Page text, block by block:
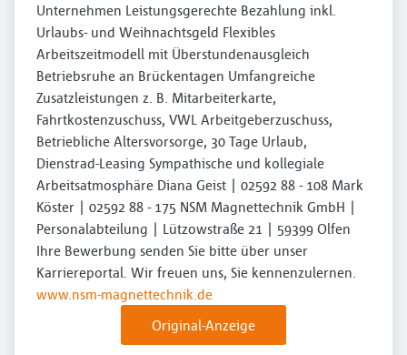
Unternehmen Leistungsgerechte Bezahlung inkl.
Urlaubs- und Weihnachtsgeld Flexibles
Arbeitszeitmodell mit Überstundenausgleich
Betriebsruhe an Brückentagen Umfangreiche
Zusatzleistungen z. B. Mitarbeiterkarte,
Fahrtkostenzuschuss, VWL Arbeitgeberzuschuss,
Betriebliche Altersvorsorge, 30 Tage Urlaub,
Dienstrad-Leasing Sympathische und kollegiale
Arbeitsatmosphäre Diana Geist | 02592 88 - 108 Mark
Köster | 02592 88 - 175 NSM Magnettechnik GmbH |
Personalabteilung | Lützowstraße 21 | 59399 Olfen
Ihre Bewerbung senden Sie bitte über unser
Karriereportal. Wir freuen uns, Sie kennenzulernen.
www.nsm-magnettechnik.de
Original-Anzeige